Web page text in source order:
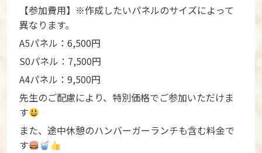
【参加費用】※作成したいパネルのサイズによって
異なります。
A5パネル：6,500円
S0パネル：7,500円
A4パネル：9,500円
先生のご配慮により、特別価格でご参加いただけま
す
また、途中休憩のハンバーガーランチも含む料金で
す